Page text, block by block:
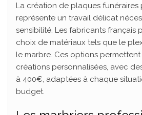
La création de plaques
représente un travail délicat
sensibilité. Les fabricants français
choix de matériaux tels que le
le marbre. Ces options
créations personnalisées, avec
à 400€, adaptées à chaque
budget.